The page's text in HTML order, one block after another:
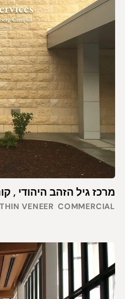
מרכז גיל הזהב היהודי ,
COMMERCIAL
THIN VENEER